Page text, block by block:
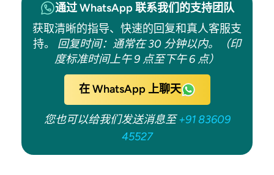
通过 WhatsApp 联系我们的支持团队
获取清晰的指导、快速的回复和真人客服支
持。 回复时间：通常在 30 分钟以内。（印
度标准时间上午 9 点至下午 6 点）
在 WhatsApp 上聊天
您也可以给我们发送消息至+91 83609
45527